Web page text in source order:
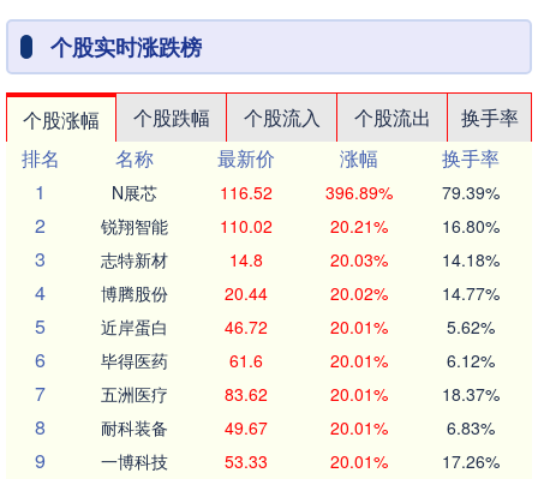
个股实时涨跌榜
个股涨幅 个股跌幅 个股流入 个股流出
换手率
排名
名称 最新价 涨幅
换手率
1
N展芯 116.52 396.89% 79.39%
2 锐翔智能 110.02 20.21% 16.80%
3 志特新材 14.8 20.03% 14.18%
4 博腾股份 20.44 20.02% 14.77%
5 近岸蛋白 46.72 20.01% 5.62%
6 毕得医药 61.6 20.01% 6.12%
7 五洲医疗 83.62 20.01% 18.37%
8 耐科装备 49.67 20.01% 6.83%
9 一博科技 53.33 20.01% 17.26%